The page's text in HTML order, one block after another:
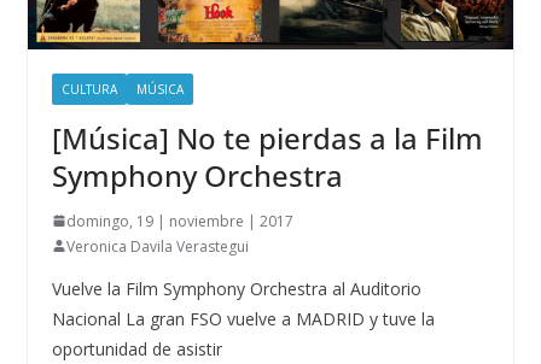
CULTURA MÚSICA
[Música] No te pierdas a la Film
Symphony Orchestra
domingo, 19 | noviembre | 2017
Veronica Davila Verastegui
Vuelve la Film Symphony Orchestra al Auditorio
Nacional La gran FSO vuelve a MADRID y tuve la
oportunidad de asistir